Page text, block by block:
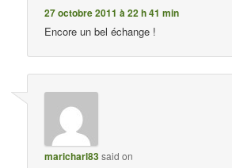
27 octobre 2011 à 22 h 41 min
Encore un bel échange !
maricharl83said on